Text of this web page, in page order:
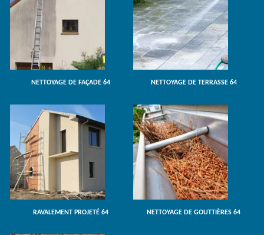
NETTOYAGE DE FAÇADE 64 NETTOYAGE DE TERRASSE 64
RAVALEMENT PROJETÉ 64 NETTOYAGE DE GOUTTIÈRES 64